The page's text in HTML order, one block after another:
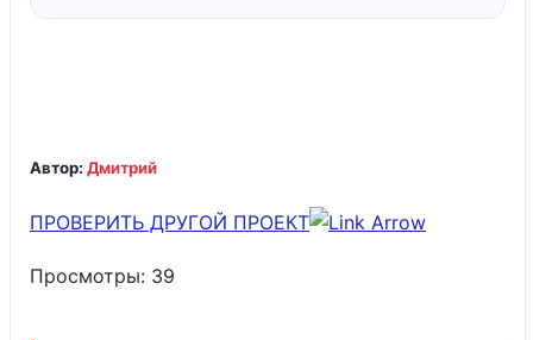
Автор: Дмитрий
ПРОВЕРИТЬ ДРУГОЙ ПРОЕКТ
Просмотры: 39